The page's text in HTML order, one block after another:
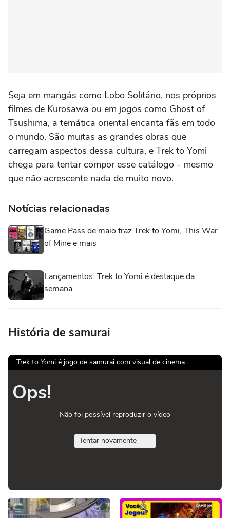
Seja em mangás como Lobo Solitário, nos próprios
filmes de Kurosawa ou em jogos como Ghost of
Tsushima, a temática oriental encanta fãs em todo
o mundo. São muitas as grandes obras que
carregam aspectos dessa cultura, e Trek to Yomi
chega para tentar compor esse catálogo - mesmo
que não acrescente nada de muito novo.
Notícias relacionadas
Game Pass de maio traz Trek to Yomi, This War
of Mine e mais
Lançamentos: Trek to Yomi é destaque da
semana
História de samurai
Trek to Yomi é jogo de samurai com visual de cinema:
Ops!
Não foi possível reproduzir o vídeo
Tentar novamente